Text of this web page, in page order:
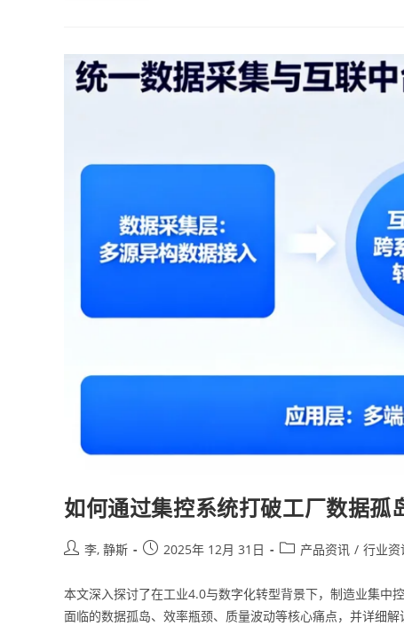
如何通过集控系统打破工厂数据孤
李, 静斯 2025年 12月 31日 产品资讯 / 行业资
本文深入探讨了在工业4.0与数字化转型背景下，制造业集中
面临的数据孤岛、效率瓶颈、质量波动等核心痛点，并详细